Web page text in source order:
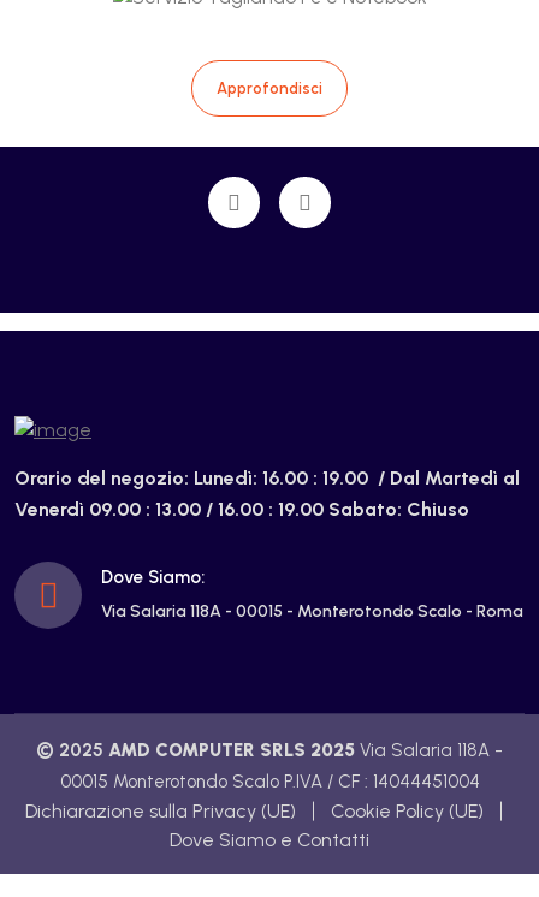
Approfondisci
Orario del negozio: Lunedì: 16.00 : 19.00 / Dal Martedì al
Venerdì 09.00 : 13.00 / 16.00 : 19.00 Sabato: Chiuso
Dove Siamo:
Via Salaria 118A - 00015 - Monterotondo Scalo - Roma
© 2025 AMD COMPUTER SRLS 2025 Via Salaria 118A -
00015 Monterotondo Scalo P.IVA / CF : 14044451004
Dichiarazione sulla Privacy (UE)
Cookie Policy (UE)
Dove Siamo e Contatti